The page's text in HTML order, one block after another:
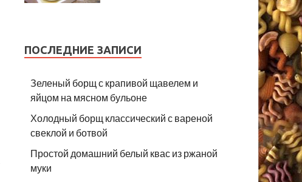
ПОСЛЕДНИЕ ЗАПИСИ
Зеленый борщ с крапивой щавелем и
яйцом на мясном бульоне
Холодный борщ классический с вареной
свеклой и ботвой
Простой домашний белый квас из ржаной
муки